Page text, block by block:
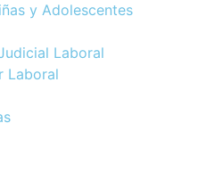
y Adolescentes
Laboral
Laboral